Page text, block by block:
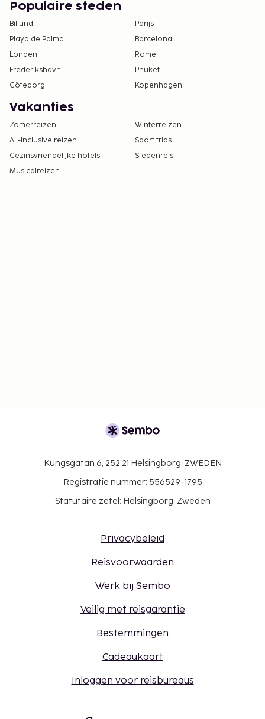
Populaire steden
Billund
Parijs
Playa de Palma
Barcelona
Londen
Rome
Frederikshavn
Phuket
Göteborg
Kopenhagen
Vakanties
Zomerreizen
Winterreizen
All-Inclusive reizen
Sport trips
Gezinsvriendelijke hotels
Stedenreis
Musicalreizen
Kungsgatan 6, 252 21 Helsingborg, ZWEDEN
Registratie nummer: 556529-1795
Statutaire zetel: Helsingborg, Zweden
Privacybeleid
Reisvoorwaarden
Werk bij Sembo
Veilig met reisgarantie
Bestemmingen
Cadeaukaart
Inloggen voor reisbureaus